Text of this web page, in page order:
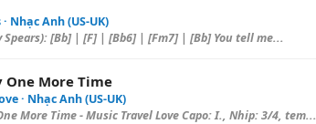
Nhạc Anh (US-UK)
[Bb] | [F] | [Bb6] | [Fm7] | [Bb] You tell me...
One More Time
· Nhạc Anh (US-UK)
More Time - Music Travel Love Capo: I., Nhip: 3/4, tem...